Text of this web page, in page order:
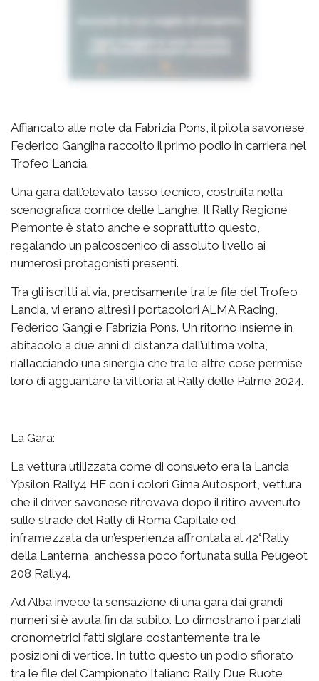
Affiancato alle note da Fabrizia Pons, il pilota savonese
Federico Gangiha raccolto il primo podio in carriera nel
Trofeo Lancia.
Una gara dall’elevato tasso tecnico, costruita nella
scenografica cornice delle Langhe. Il Rally Regione
Piemonte è stato anche e soprattutto questo,
regalando un palcoscenico di assoluto livello ai
numerosi protagonisti presenti.
Tra gli iscritti al via, precisamente tra le file del Trofeo
Lancia, vi erano altresì i portacolori ALMA Racing,
Federico Gangi e Fabrizia Pons. Un ritorno insieme in
abitacolo a due anni di distanza dall’ultima volta,
riallacciando una sinergia che tra le altre cose permise
loro di agguantare la vittoria al Rally delle Palme 2024.
La Gara:
La vettura utilizzata come di consueto era la Lancia
Ypsilon Rally4 HF con i colori Gima Autosport, vettura
che il driver savonese ritrovava dopo il ritiro avvenuto
sulle strade del Rally di Roma Capitale ed
inframezzata da un’esperienza affrontata al 42°Rally
della Lanterna, anch’essa poco fortunata sulla Peugeot
208 Rally4.
Ad Alba invece la sensazione di una gara dai grandi
numeri si è avuta fin da subito. Lo dimostrano i parziali
cronometrici fatti siglare costantemente tra le
posizioni di vertice. In tutto questo un podio sfiorato
tra le file del Campionato Italiano Rally Due Ruote